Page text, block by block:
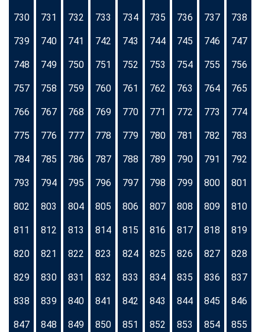
730 731 732 733 734 735 736 737 738
739 740 741 742 743 744 745 746 747
748 749 750 751 752 753 754 755 756
757 758 759 760 761 762 763 764 765
766 767 768 769 770 771 772 773 774
775 776 777 778 779 780 781 782 783
784 785 786 787 788 789 790 791 792
793 794 795 796 797 798 799 800 801
802 803 804 805 806 807 808 809 810
811 812 813 814 815 816 817 818 819
820 821 822 823 824 825 826 827 828
829 830 831 832 833 834 835 836 837
838 839 840 841 842 843 844 845 846
847 848 849 850 851 852 853 854 855